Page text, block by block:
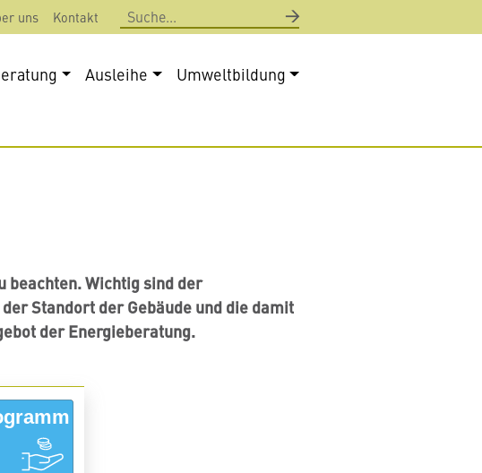
uns Kontakt Suche
Ausleihe Umweltbildung
beachten. Wichtig sind der
Standort der Gebäude und die damit
der Energieberatung.